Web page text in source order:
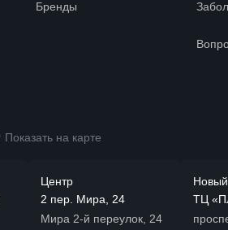
Бренды
Показать на карте
Центр
2 пер. Мира, 24
Мира 2-й переулок, 24
ТЦ